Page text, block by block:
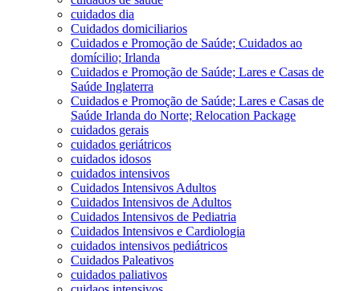
cuidados dia
Cuidados domiciliarios
Cuidados e Promoção de Saúde; Cuidados ao
domícilio; Irlanda
Cuidados e Promoção de Saúde; Lares e Casas de
Saúde Inglaterra
Cuidados e Promoção de Saúde; Lares e Casas de
Saúde Irlanda do Norte; Relocation Package
cuidados gerais
cuidados geriátricos
cuidados idosos
cuidados intensivos
Cuidados Intensivos Adultos
Cuidados Intensivos de Adultos
Cuidados Intensivos de Pediatria
Cuidados Intensivos e Cardiologia
cuidados intensivos pediátricos
Cuidados Paleativos
cuidados paliativos